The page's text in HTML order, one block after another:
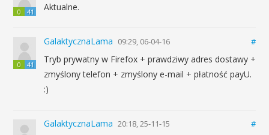
0 41 Aktualne.
0 41
GalaktycznaLama 09:29, 06-04-16 #
Tryb prywatny w Firefox + prawdziwy adres dostawy +
zmyślony telefon + zmyślony e-mail + płatność payU.
:)
GalaktycznaLama 20:18, 25-11-15 #